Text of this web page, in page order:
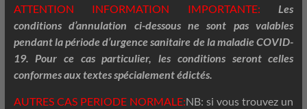
ATTENTION INFORMATION IMPORTANTE: Les
conditions d’annulation ci-dessous ne sont pas valables
pendant la période d’urgence sanitaire de la maladie COVID-
19. Pour ce cas particulier, les conditions seront celles
conformes aux textes spécialement édictés.
AUTRES CAS PERIODE NORMALE:NB: si vous trouvez un